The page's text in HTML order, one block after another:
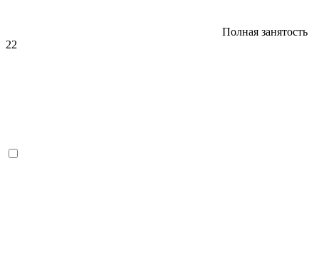
Полная занятость
22